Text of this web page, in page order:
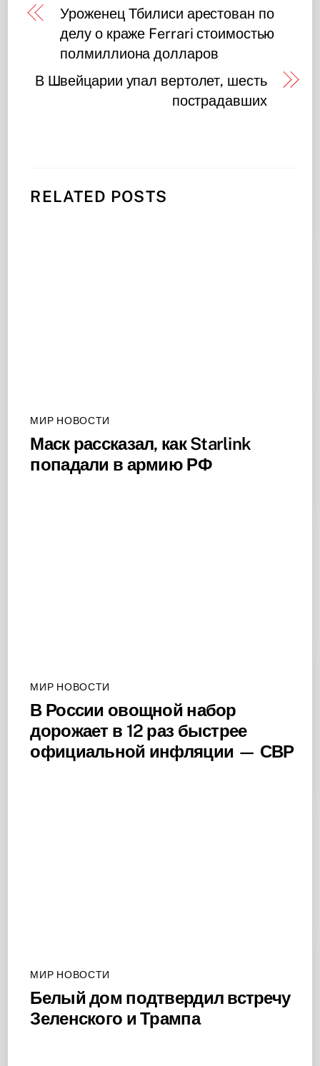
Уроженец Тбилиси арестован по
делу о краже Ferrari стоимостью
полмиллиона долларов
В Швейцарии упал вертолет, шесть
пострадавших
RELATED POSTS
МИР НОВОСТИ
Маск рассказал, как Starlink
попадали в армию РФ
МИР НОВОСТИ
В России овощной набор
дорожает в 12 раз быстрее
официальной инфляции — СВР
МИР НОВОСТИ
Белый дом подтвердил встречу
Зеленского и Трампа